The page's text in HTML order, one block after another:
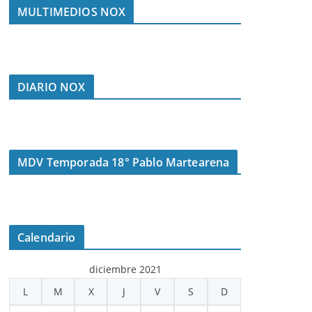
MULTIMEDIOS NOX
DIARIO NOX
MDV Temporada 18° Pablo Martearena
Calendario
diciembre 2021
L
M X J V S D